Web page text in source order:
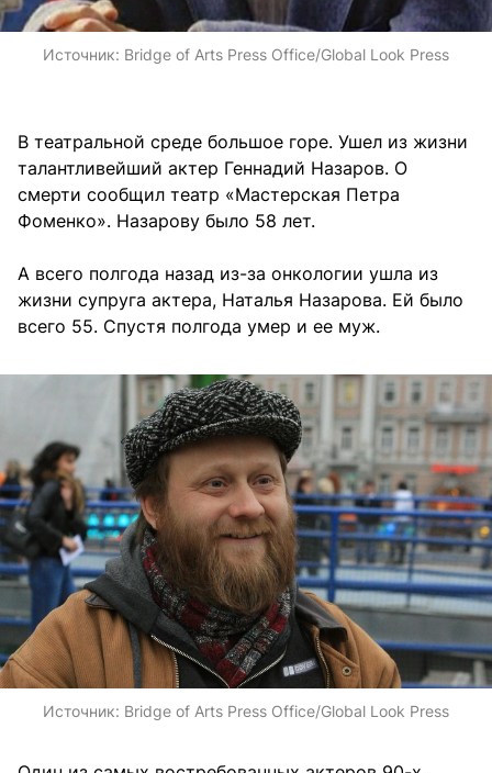
Источник: Bridge of Arts Press Office/Global Look Press
В театральной среде большое горе. Ушел из жизни
талантливейший актер Геннадий Назаров. О
смерти сообщил театр «Мастерская Петра
Фоменко». Назарову было 58 лет.
А всего полгода назад из-за онкологии ушла из
жизни супруга актера, Наталья Назарова. Ей было
всего 55. Спустя полгода умер и ее муж.
Источник: Bridge of Arts Press Office/Global Look Press